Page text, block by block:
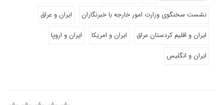
نشست سخنگوی وزارت امور خارجه با خبرنگاران
ایران و عراق
ایران و اقلیم کردستان عراق
ایران و امریکا
ایران و اروپا
ایران و انگلیس